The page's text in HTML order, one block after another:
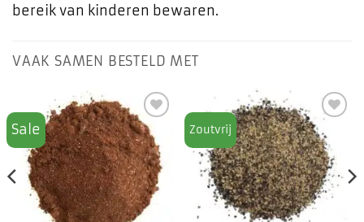
bereik van kinderen bewaren.
VAAK SAMEN BESTELD MET
Sale
Toevoegen
aan
favorieten
Zoutvrij
Toevoegen
aan
favorieten